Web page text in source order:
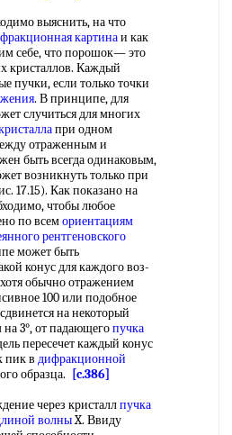
выяснить, на что
картинаи как
себе, что порошок— это
кристаллов. Каждый
пучки, если только точки
. В принципе, для
случиться для многих
при одном
отраженным и
быть всегда одинаковым,
возникнуть только при
17.15). Как показано на
чтобы любое
по всемориентациям
рентгеновского
может быть
конус для каждого воз-
обычно отражением
100 или подобное
на некоторый
3°, от падающегопучка
пересечет каждый конус
пик в дифракционной
образца.
[c.386]
через кристаллпучка
волныX. Ввиду